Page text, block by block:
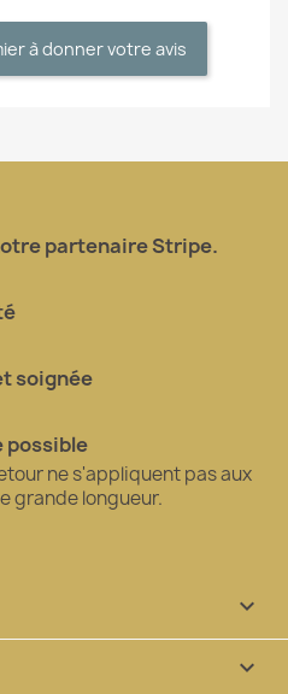
à donner votre avis
partenaire Stripe.
soignée
possible
ne s'appliquent pas aux
grande longueur.

